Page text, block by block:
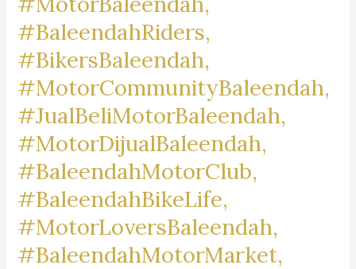
#CisarantenBinaHarapan,
#CisarantenEndah,
#CisarantenKulon,
#Sukamiskin,#Babakan,
#Babakanciparay,
#Cirangrang,
#MargahayuUtara,
#Margasuka,
#Batununggal,
#Kujangsari,
#Mengger,
#BaleendahRiders,
#BikersBaleendah,
#MotorCommunityBaleendah,
#JualBeliMotorBaleendah,
#MotorDijualBaleendah,
#BaleendahMotorClub,
#BaleendahBikeLife,
#MotorLoversBaleendah,
#BaleendahMotorMarket,